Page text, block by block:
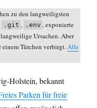
zu den langweiligsten
.git , .env , exponierte
Ursachen. Aber
einem Türchen verbirgt.Alle
Holstein, bekannt
Parken für freie